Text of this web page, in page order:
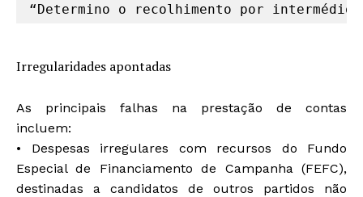
“Determino o recolhimento por
Irregularidades apontadas
As principais falhas na prestação de contas
incluem:
• Despesas irregulares com recursos do Fundo
Especial de Financiamento de Campanha (FEFC),
destinadas a candidatos de outros partidos não